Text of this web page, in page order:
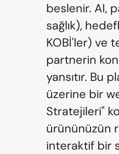
beslenir. AI,
sağlık),
KOBİ'ler) ve
partnerin
yansıtır. Bu
üzerine bir
Stratejileri"
ürününüzün
interaktif bir